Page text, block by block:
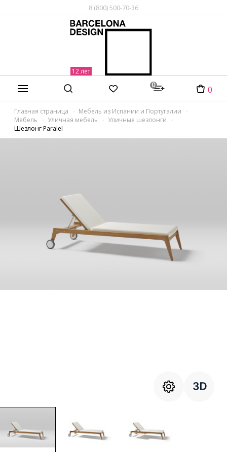
8 (800) 500-70-36
0 0
Главная страница
Мебель из Испании и Португалии
Мебель
Уличная мебель
Уличные шезлонги
Шезлонг Paralel